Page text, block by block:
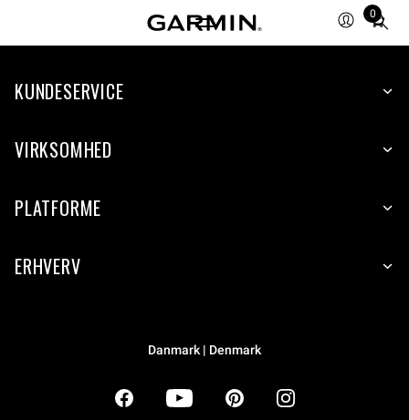
0
Total
items
cart:
KUNDESERVICE
VIRKSOMHED
PLATFORME
ERHVERV
Danmark | Denmark